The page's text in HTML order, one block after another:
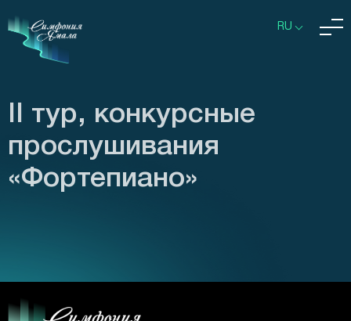
RU
II тур, конкурсные
прослушивания
«Фортепиано»